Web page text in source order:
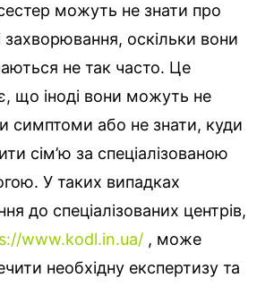
можуть не знати про
захворювання, оскільки вони
не так часто. Це
що іноді вони можуть не
симптоми або не знати, куди
сім’ю за спеціалізованою
У таких випадках
до спеціалізованих центрів,
www.kodl.in.ua/ , може
необхідну експертизу та